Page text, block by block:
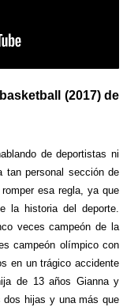
(2017) de
de deportistas ni
tan personal sección de
esa regla, ya que
la historia del deporte.
veces campeón de la
campeón olímpico con
en un trágico accidente
de 13 años Gianna y
dos hijas y una más que